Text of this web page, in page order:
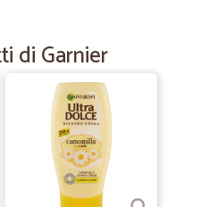
il confezionamento ed
di Garnier